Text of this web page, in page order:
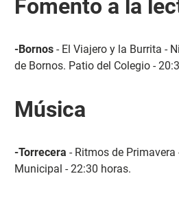
Fomento a la
-Bornos- El Viajero y la Burrita -
de Bornos. Patio del Colegio -
Música
-Torrecera - Ritmos de Primavera
Municipal - 22:30 horas.